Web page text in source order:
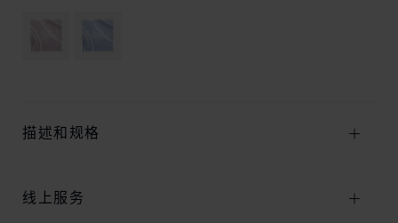
描述和规格
线上服务